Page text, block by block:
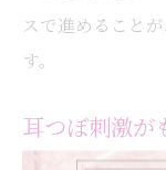
スで進めること
す。
耳つぼ刺激が